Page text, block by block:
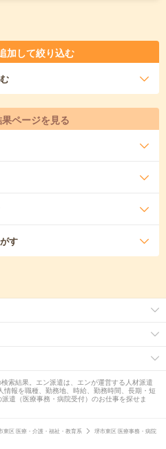
加して絞り込む
ページを見る
す
索結果。エン派遣は、エンが運営する人材派遣
報を職種、勤務地、時給、勤務時間、長期・短
遣（医療事務・病院受付）のお仕事を探せま
東区 医療・介護・福祉・教育系
堺市東区 医療事務・病院